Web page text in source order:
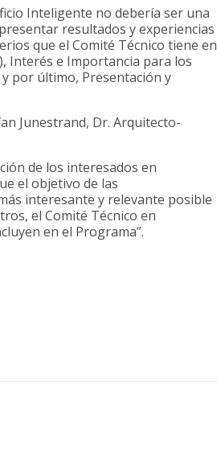
Inteligente no debería ser una
resultados y experiencias
que el Comité Técnico tiene en
Interés e Importancia para los
por último, Presentación y
Junestrand, Dr. Arquitecto-
de los interesados en
el objetivo de las
interesante y relevante posible
el Comité Técnico en
en el Programa”.